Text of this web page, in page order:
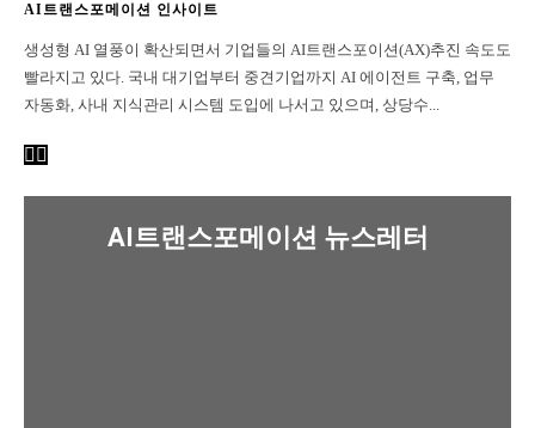
AI트랜스포메이션 인사이트
생성형 AI 열풍이 확산되면서 기업들의 AI트랜스포이션(AX)추진 속도도
빨라지고 있다. 국내 대기업부터 중견기업까지 AI 에이전트 구축, 업무
자동화, 사내 지식관리 시스템 도입에 나서고 있으며, 상당수...
AI트랜스포메이션 뉴스레터